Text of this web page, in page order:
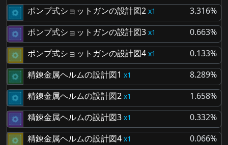
ポンプ式ショットガンの設計図2
1
3.316%
ポンプ式ショットガンの設計図3
1
0.663%
ポンプ式ショットガンの設計図4
1
0.133%
精錬金属ヘルムの設計図1
1
8.289%
精錬金属ヘルムの設計図2
1
1.658%
精錬金属ヘルムの設計図3
1
0.332%
精錬金属ヘルムの設計図4
1
0.066%